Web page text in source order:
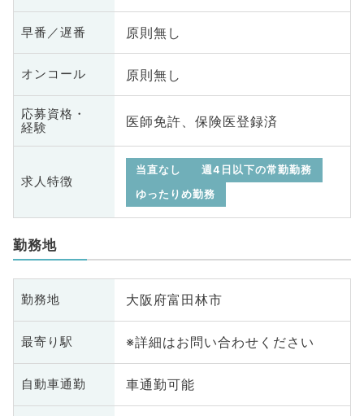
早番／遅番 原則無し
オンコール 原則無し
応募資格・
経験
医師免許、保険医登録済
求人特徴
当直なし
週4日以下の常勤勤務
ゆったりめ勤務
勤務地
勤務地 大阪府富田林市
最寄り駅 ※詳細はお問い合わせください
自動車通勤 車通勤可能